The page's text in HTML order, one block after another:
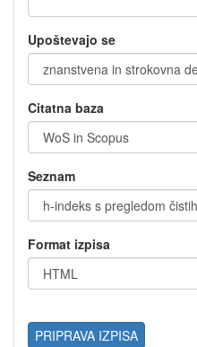
Upoštevajo se
Citatna baza
Seznam
Format izpisa
PRIPRAVA IZPISA